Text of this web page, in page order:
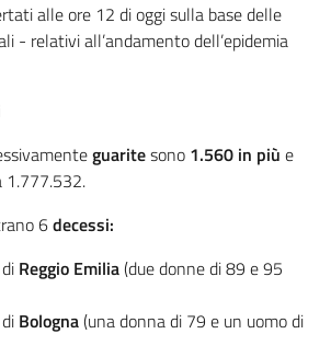
alle ore 12 di oggi sulla base delle
- relativi all’andamento dell’epidemia
guaritesono 1.560 in più e
1.777.532.
6decessi:
Reggio Emilia(due donne di 89 e 95
Bologna(una donna di 79 e un uomo di